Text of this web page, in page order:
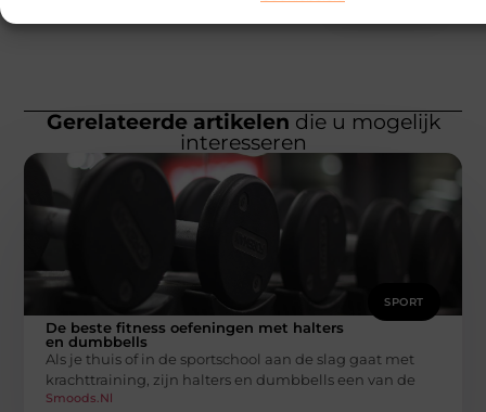
Gerelateerde artikelen die u mogelijk
interesseren
SPORT
De beste fitness oefeningen met halters
en dumbbells
Als je thuis of in de sportschool aan de slag gaat met
krachttraining, zijn halters en dumbbells een van de
Smoods.nl